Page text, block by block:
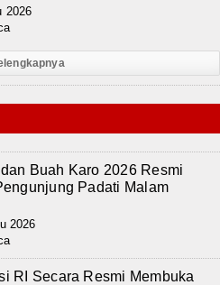
2026
Buah Karo 2026 Resmi
Padati Malam
2026
RI Secara Resmi Membuka